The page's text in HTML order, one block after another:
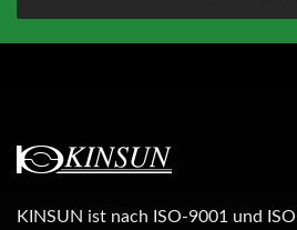
KINSUN ist nach ISO-9001 und